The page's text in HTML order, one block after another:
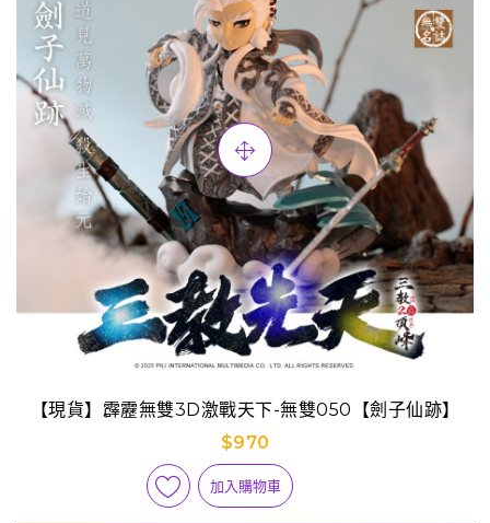
【現貨】霹靂無雙3D激戰天下-無雙050【劍子仙跡】
$970
加入購物車